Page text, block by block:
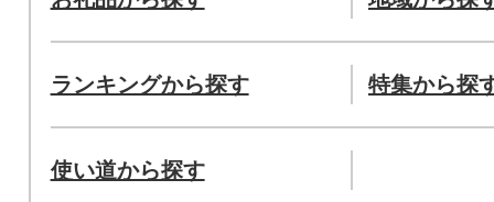
ランキングから探す 特集から探
使い道から探す